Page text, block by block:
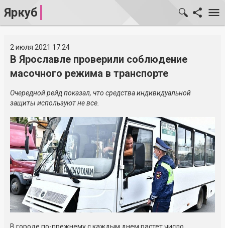
Яркуб
2 июля 2021 17:24
В Ярославле проверили соблюдение
масочного режима в транспорте
Очередной рейд показал, что средства индивидуальной
защиты используют не все.